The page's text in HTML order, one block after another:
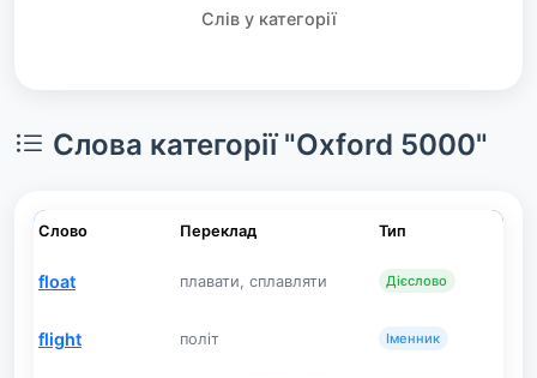
Слів у категорії
Слова категорії "Oxford 5000"
Слово Переклад Тип
float плавати, сплавляти Дієслово
flight політ Іменник